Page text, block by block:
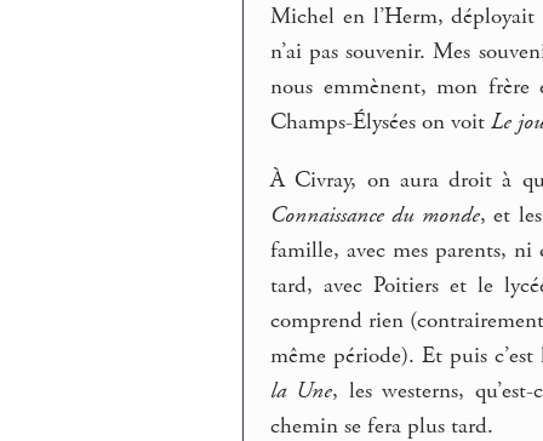
Michel en l’Herm,
n’ai pas souvenir. Mes
nous emmènent, mon
Champs-Élysées on voitLe
À Civray, on aura droit à
Connaissance du monde, et
famille, avec mes parents, ni
tard, avec Poitiers et le
comprend rien
même période). Et puis
la Une, les westerns,
chemin se fera plus tard.